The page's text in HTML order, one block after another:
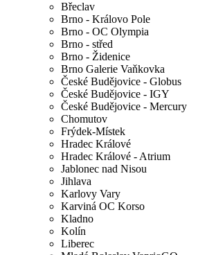
Břeclav
Brno - Královo Pole
Brno - OC Olympia
Brno - střed
Brno - Židenice
Brno Galerie Vaňkovka
České Budějovice - Globus
České Budějovice - IGY
České Budějovice - Mercury
Chomutov
Frýdek-Místek
Hradec Králové
Hradec Králové - Atrium
Jablonec nad Nisou
Jihlava
Karlovy Vary
Karviná OC Korso
Kladno
Kolín
Liberec